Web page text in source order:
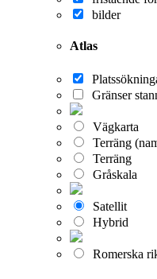
bilder
Atlas
Gränser
Vägkarta
Terräng
Terräng
Gråskala
Satellit
Hybrid
Romerska